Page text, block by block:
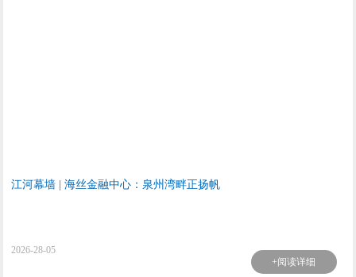
江河幕墙 | 海丝金融中心：泉州湾畔正扬帆
2026-28-05
+阅读详细